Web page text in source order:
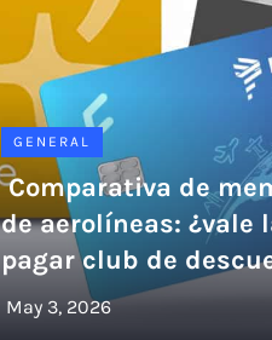
GENERAL
Comparativa de
de aerolíneas: ¿vale
pagar club de